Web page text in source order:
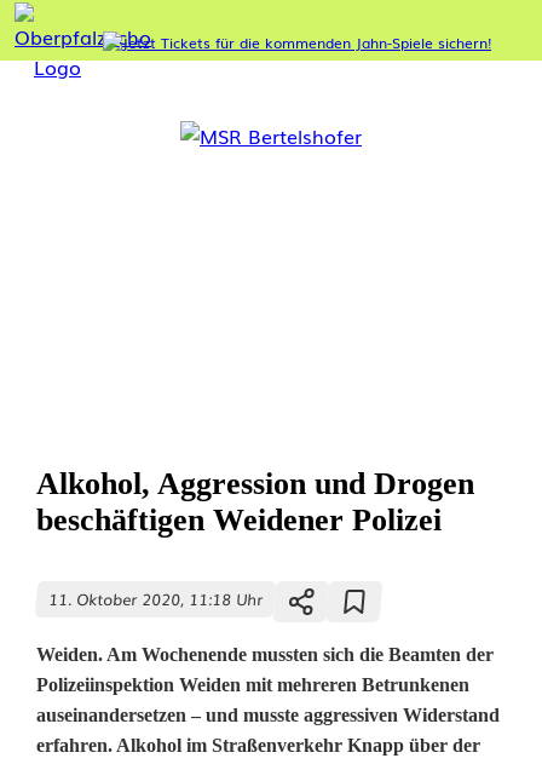
Alkohol, Aggression und Drogen
beschäftigen Weidener Polizei
11. Oktober 2020, 11:18 Uhr
Weiden. Am Wochenende mussten sich die Beamten der
Polizeiinspektion Weiden mit mehreren Betrunkenen
auseinandersetzen – und musste aggressiven Widerstand
erfahren. Alkohol im Straßenverkehr Knapp über der